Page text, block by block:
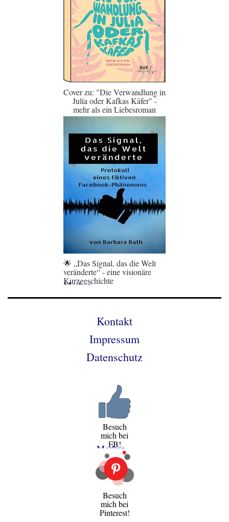
Cover zu: "Die Verwandlung in
Julia oder Kafkas Käfer" -
mehr als ein Liebesroman
🌟 „Das Signal, das die Welt
veränderte“ - eine visionäre
Kurzgeschichte
Merken
Kontakt
Impressum
Datenschutz
Besuch
mich bei
FB!
Merken
Besuch
mich bei
Pinterest!